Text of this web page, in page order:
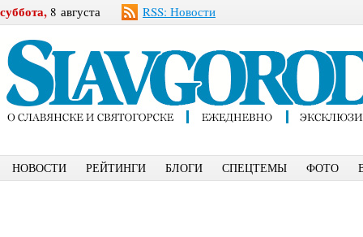
суббота, 8 августа RSS: Новости
НОВОСТИ РЕЙТИНГИ БЛОГИ СПЕЦТЕМЫ ФОТО